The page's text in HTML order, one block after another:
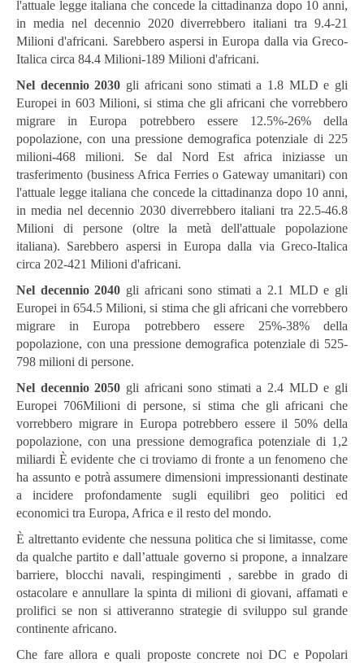
l'attuale legge italiana che concede la cittadinanza dopo 10 anni,
in media nel decennio 2020 diverrebbero italiani tra 9.4-21
Milioni d'africani. Sarebbero aspersi in Europa dalla via Greco-
Italica circa 84.4 Milioni-189 Milioni d'africani.
Nel decennio 2030 gli africani sono stimati a 1.8 MLD e gli
Europei in 603 Milioni, si stima che gli africani che vorrebbero
migrare in Europa potrebbero essere 12.5%-26% della
popolazione, con una pressione demografica potenziale di 225
milioni-468 milioni. Se dal Nord Est africa iniziasse un
trasferimento (business Africa Ferries o Gateway umanitari) con
l'attuale legge italiana che concede la cittadinanza dopo 10 anni,
in media nel decennio 2030 diverrebbero italiani tra 22.5-46.8
Milioni di persone (oltre la metà dell'attuale popolazione
italiana). Sarebbero aspersi in Europa dalla via Greco-Italica
circa 202-421 Milioni d'africani.
Nel decennio 2040 gli africani sono stimati a 2.1 MLD e gli
Europei in 654.5 Milioni, si stima che gli africani che vorrebbero
migrare in Europa potrebbero essere 25%-38% della
popolazione, con una pressione demografica potenziale di 525-
798 milioni di persone.
Nel decennio 2050 gli africani sono stimati a 2.4 MLD e gli
Europei 706Milioni di persone, si stima che gli africani che
vorrebbero migrare in Europa potrebbero essere il 50% della
popolazione, con una pressione demografica potenziale di 1,2
miliardi È evidente che ci troviamo di fronte a un fenomeno che
ha assunto e potrà assumere dimensioni impressionanti destinate
a incidere profondamente sugli equilibri geo politici ed
economici tra Europa, Africa e il resto del mondo.
È altrettanto evidente che nessuna politica che si limitasse, come
da qualche partito e dall’attuale governo si propone, a innalzare
barriere, blocchi navali, respingimenti , sarebbe in grado di
ostacolare e annullare la spinta di milioni di giovani, affamati e
prolifici se non si attiveranno strategie di sviluppo sul grande
continente africano.
Che fare allora e quali proposte concrete noi DC e Popolari